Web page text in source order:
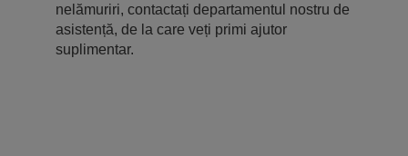
nelămuriri, contactați departamentul nostru de
asistență, de la care veți primi ajutor
suplimentar.